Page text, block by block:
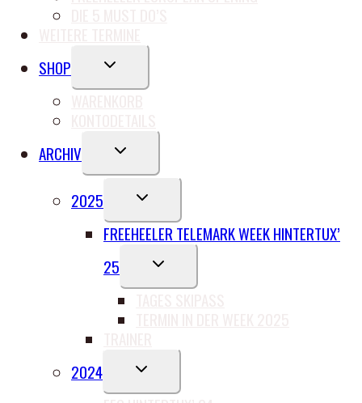
SHOP
UNTERMENÜ
UMSCHALTEN
ARCHIV
UNTERMENÜ
UMSCHALTEN
2025
UNTERMENÜ
UMSCHALTEN
FREEHEELER TELEMARK WEEK HINTERTUX’
25
UNTERMENÜ
UMSCHALTEN
2024
UNTERMENÜ
UMSCHALTEN